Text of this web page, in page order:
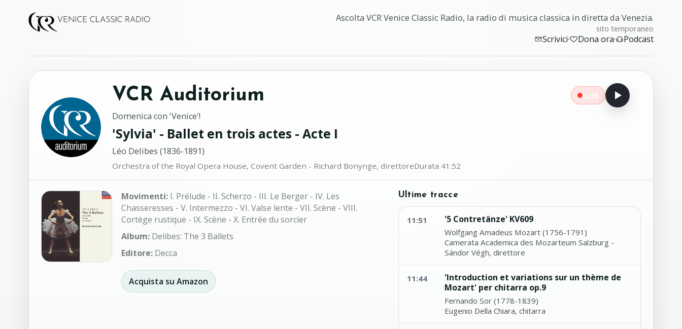
Ascolta VCR Venice Classic Radio, la radio di musica classica in diretta da Venezia.
sito temporaneo
Scrivici· Dona ora· Podcast
VCR Auditorium LIVE
Domenica con 'Venice'!
'Sylvia' - Ballet en trois actes - Acte I
Léo Delibes (1836-1891)
Orchestra of the Royal Opera House, Covent Garden ‏- Richard Bonynge, direttoreDurata 41:52
Movimenti: I. Prélude - II. Scherzo - III. Le Berger - IV. Les
Chasseresses - V. Intermezzo - VI. Valse lente - VII. Scène - VIII.
Cortège rustique - IX. Scène - X. Entrée du sorcier
Album: Delibes: The 3 Ballets
Editore: Decca
Acquista su Amazon
Ultime tracce
11:51 '5 Contretänze' KV609
Wolfgang Amadeus Mozart (1756-1791)
Camerata Academica des Mozarteum Salzburg -
Sándor Végh, direttore
11:44
'Introduction et variations sur un thème de
Mozart' per chitarra op.9
Fernando Sor (1778-1839)
Eugenio Della Chiara, chitarra